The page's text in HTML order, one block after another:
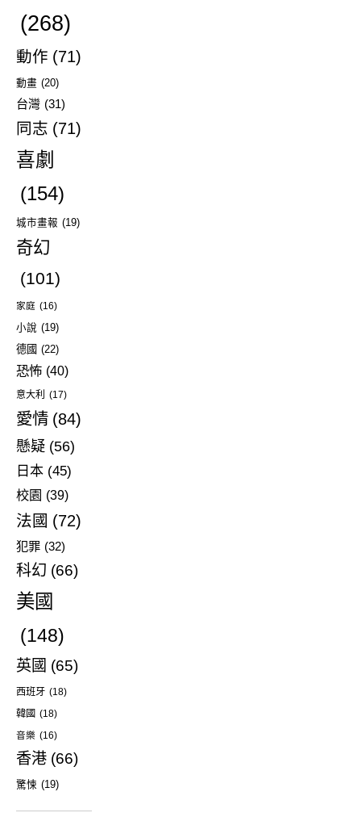
(268)
動作 (71)
動畫 (20)
台灣 (31)
同志 (71)
喜劇
(154)
城市畫報 (19)
奇幻
(101)
家庭 (16)
小說 (19)
德國 (22)
恐怖 (40)
意大利 (17)
愛情 (84)
懸疑 (56)
日本 (45)
校園 (39)
法國 (72)
犯罪 (32)
科幻 (66)
美國
(148)
英國 (65)
西班牙 (18)
韓國 (18)
音樂 (16)
香港 (66)
驚悚 (19)